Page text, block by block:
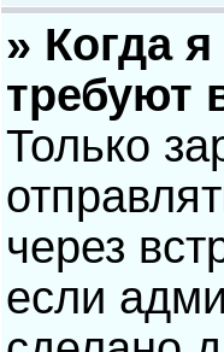
» Когда
требуют
Только
через
если